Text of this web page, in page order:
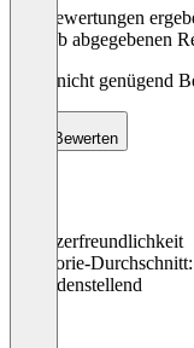
Die Bewertungen
easyjob abgegebenen
Noch nicht genügend
Bewerten
Benutzerfreundlichkeit
Kategorie-
Zufriedenstellend